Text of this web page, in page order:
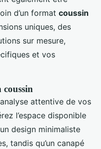
d’un format coussin
uniques, des
sur mesure,
et vos
coussin
attentive de vos
l’espace disponible
design minimaliste
tandis qu’un canapé